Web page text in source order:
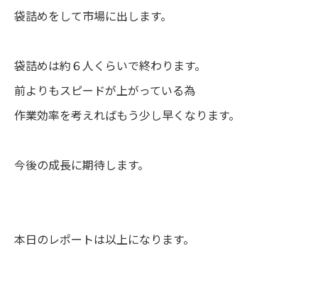
袋詰めをして市場に出します。
袋詰めは約６人くらいで終わります。
前よりもスピードが上がっている為
作業効率を考えればもう少し早くなります。
今後の成長に期待します。
本日のレポートは以上になります。